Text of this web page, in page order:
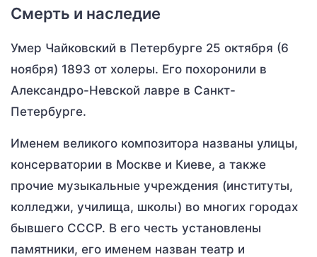
Смерть и наследие
Умер Чайковский в Петербурге 25 октября (6
ноября) 1893 от холеры. Его похоронили в
Александро-Невской лавре в Санкт-
Петербурге.
Именем великого композитора названы улицы,
консерватории в Москве и Киеве, а также
прочие музыкальные учреждения (институты,
колледжи, училища, школы) во многих городах
бывшего СССР. В его честь установлены
памятники, его именем назван театр и